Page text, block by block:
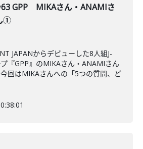
GPP MIKAさん・ANAMIさ
①
JAPANからデビューした8人組J-
『GPP』のMIKAさん・ANAMIさん
回はMIKAさんへの「5つの質問、ど